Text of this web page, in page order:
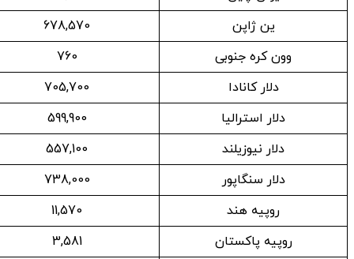
ین ژاپن
678,570
وون کره جنوبی
دلار کانادا
705,700
دلار استرالیا
599,900
دلار نیوزیلند
557,100
دلار سنگاپور
738,000
روپیه هند
11,570
روپیه پاکستان
3,581